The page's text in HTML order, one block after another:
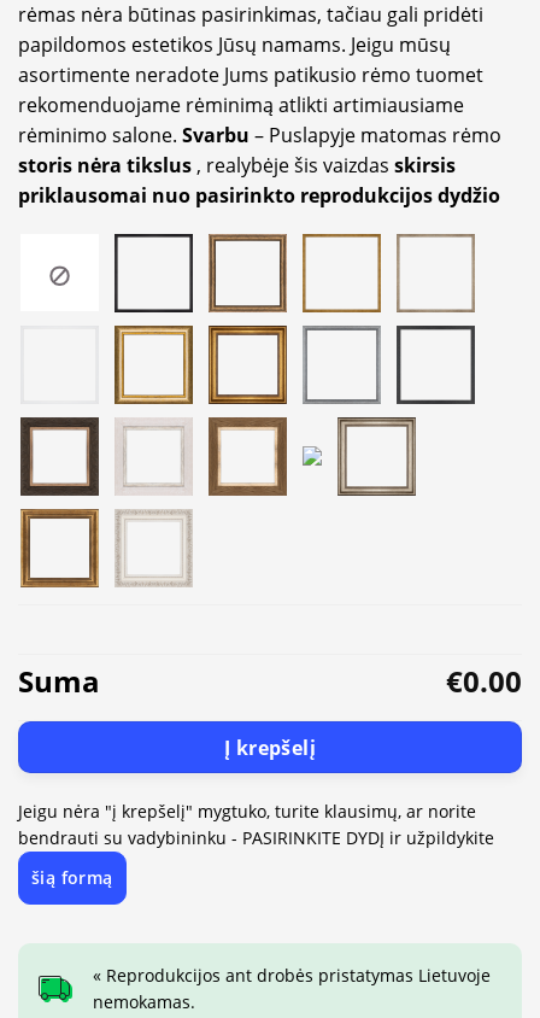
rėmas nėra būtinas pasirinkimas, tačiau gali pridėti
papildomos estetikos Jūsų namams. Jeigu mūsų
asortimente neradote Jums patikusio rėmo tuomet
rekomenduojame rėminimą atlikti artimiausiame
rėminimo salone. Svarbu – Puslapyje matomas rėmo
storis nėra tikslus, realybėje šis vaizdas skirsis
priklausomai nuo pasirinkto reprodukcijos dydžio
Suma €0.00
Į krepšelį
Jeigu nėra "į krepšelį" mygtuko, turite klausimų, ar norite
bendrauti su vadybininku - PASIRINKITE DYDĮ ir užpildykite
šią formą
« Reprodukcijos ant drobės pristatymas Lietuvoje
nemokamas.